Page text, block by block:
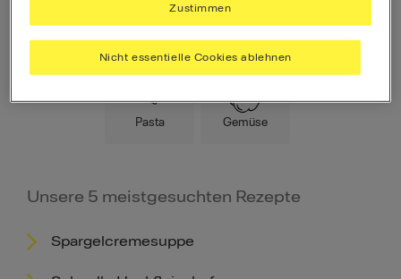
Hauptspeise Fleisch Low Carb
Pasta Gemüse
Unsere 5 meistgesuchten Rezepte
Spargelcremesuppe
Nicht essentielle Cookies ablehnen
Zustimmen